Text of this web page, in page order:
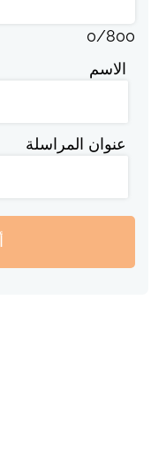
0/800
الاسم
عنوان المراسلة